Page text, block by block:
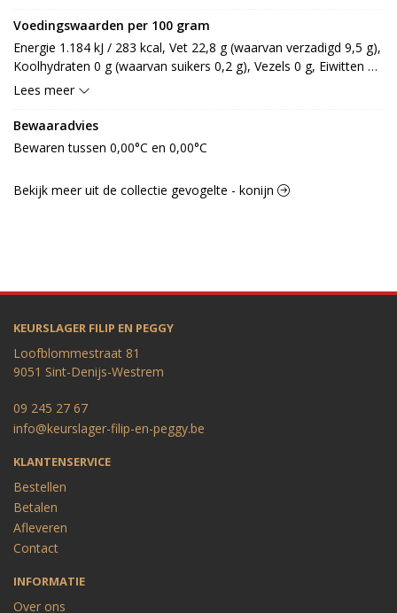
pl eiwit (SOJA), eiwit (LACTOSE)  gistextract,E301, antioxidant:
E300, zuurteregelaar: E330, E250-E325-E262], kaas 15%
[gepasteuriseerde MELK, zout, MELKferment, zuursel,
microbieel stremsel, kleurstof: E160b, kruiden]
Voedingswaarden per 100 gram
Energie 1.184 kJ / 283 kcal, Vet 22,8 g (waarvan verzadigd 9,5 g),
Koolhydraten 0 g (waarvan suikers 0,2 g), Vezels 0 g, Eiwitten
18,4 g, Zout 0,4 g.
Lees meer
Bewaaradvies
Bewaren tussen 0,00°C en 0,00°C
Bekijk meer uit de collectie gevogelte - konijn
KEURSLAGER FILIP EN PEGGY
Loofblommestraat 81
9051 Sint-Denijs-Westrem
09 245 27 67
info@keurslager-filip-en-peggy.be
KLANTENSERVICE
Bestellen
Betalen
Afleveren
Contact
INFORMATIE
Over ons